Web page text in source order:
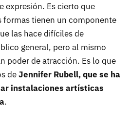
expresión. Es cierto que
formas tienen un componente
las hace difíciles de
general, pero al mismo
poder de atracción. Es lo que
deJennifer Rubell, que se ha
instalaciones artísticas
.